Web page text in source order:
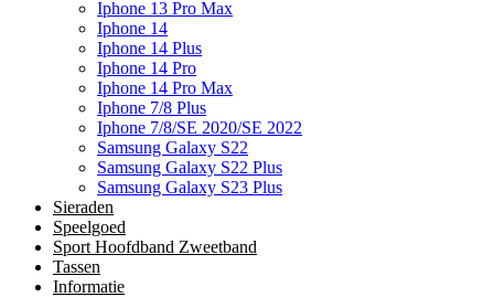
Iphone 13 Pro Max
Iphone 14
Iphone 14 Plus
Iphone 14 Pro
Iphone 14 Pro Max
Iphone 7/8 Plus
Iphone 7/8/SE 2020/SE 2022
Samsung Galaxy S22
Samsung Galaxy S22 Plus
Samsung Galaxy S23 Plus
Sieraden
Speelgoed
Sport Hoofdband Zweetband
Tassen
Informatie